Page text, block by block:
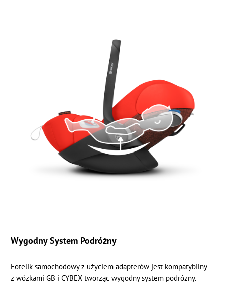
Wygodny System Podróżny
Fotelik samochodowy z użyciem adapterów jest kompatybilny
z wózkami GB i CYBEX tworząc wygodny system podróżny.